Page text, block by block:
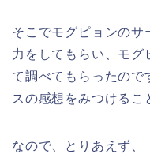
そこでモグピョンのサ
力をしてもらい、モグ
て調べてもらったので
スの感想をみつけるこ
なので、とりあえず